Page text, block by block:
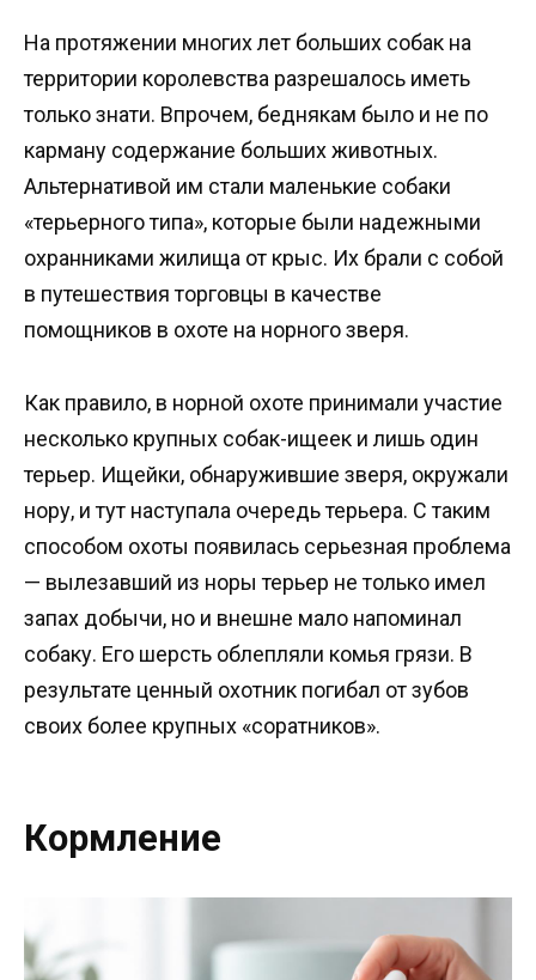
На протяжении многих лет больших собак на
территории королевства разрешалось иметь
только знати. Впрочем, беднякам было и не по
карману содержание больших животных.
Альтернативой им стали маленькие собаки
«терьерного типа», которые были надежными
охранниками жилища от крыс. Их брали с собой
в путешествия торговцы в качестве
помощников в охоте на норного зверя.
Как правило, в норной охоте принимали участие
несколько крупных собак-ищеек и лишь один
терьер. Ищейки, обнаружившие зверя, окружали
нору, и тут наступала очередь терьера. С таким
способом охоты появилась серьезная проблема
— вылезавший из норы терьер не только имел
запах добычи, но и внешне мало напоминал
собаку. Его шерсть облепляли комья грязи. В
результате ценный охотник погибал от зубов
своих более крупных «соратников».
Кормление